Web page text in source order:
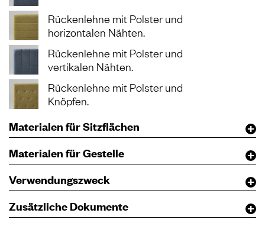
Rückenlehne mit Polster und
horizontalen Nähten.
Rückenlehne mit Polster und
vertikalen Nähten.
Rückenlehne mit Polster und
Knöpfen.
Materialen für Sitzflächen
Materialen für Gestelle
Verwendungszweck
Zusätzliche Dokumente